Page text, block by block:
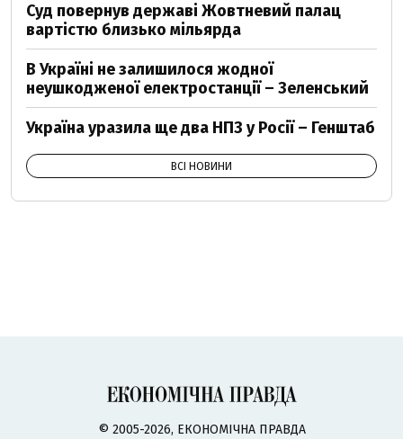
Суд повернув державі Жовтневий палац
вартістю близько мільярда
В Україні не залишилося жодної
неушкодженої електростанції – Зеленський
Україна уразила ще два НПЗ у Росії – Генштаб
ВСІ НОВИНИ
© 2005-2026, ЕКОНОМІЧНА ПРАВДА